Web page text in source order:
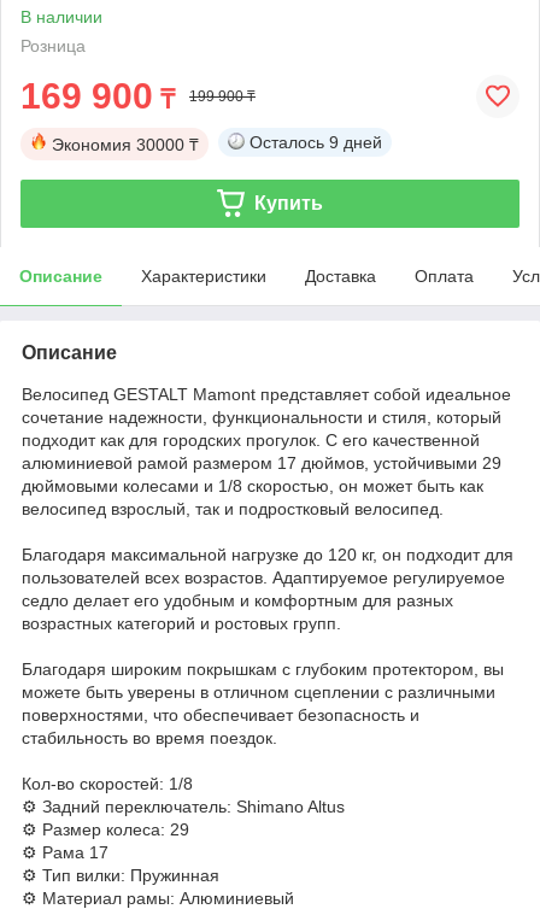
В наличии
Розница
169 900 ₸ 199 900 ₸
Экономия 30000 ₸ Осталось 9 дней
Купить
Описание Характеристики Доставка Оплата
Описание
Велосипед GESTALT Mamont представляет собой идеальное
сочетание надежности, функциональности и стиля, который
подходит как для городских прогулок. С его качественной
алюминиевой рамой размером 17 дюймов, устойчивыми 29
дюймовыми колесами и 1/8 скоростью, он может быть как
велосипед взрослый, так и подростковый велосипед.
Благодаря максимальной нагрузке до 120 кг, он подходит для
пользователей всех возрастов. Адаптируемое регулируемое
седло делает его удобным и комфортным для разных
возрастных категорий и ростовых групп.
Благодаря широким покрышкам с глубоким протектором, вы
можете быть уверены в отличном сцеплении с различными
поверхностями, что обеспечивает безопасность и
стабильность во время поездок.
Кол-во скоростей: 1/8
⚙️ Задний переключатель: Shimano Altus
⚙️ Размер колеса: 29
⚙️ Рама 17
⚙️ Тип вилки: Пружинная
⚙️ Материал рамы: Алюминиевый